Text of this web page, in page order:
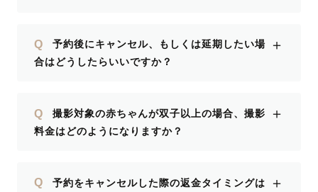
Q
予約後にキャンセル、もしくは延期したい場
合はどうしたらいいですか？
＋
Q
撮影対象の赤ちゃんが双子以上の場合、撮影
料金はどのようになりますか？
＋
Q
予約をキャンセルした際の返金タイミングは
＋